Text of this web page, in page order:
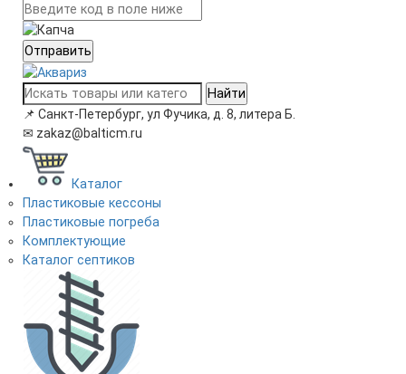
Отправить
Найти
📌 Санкт-Петербург, ул Фучика, д. 8, литера Б.
✉ zakaz@balticm.ru
Каталог
Пластиковые кессоны
Пластиковые погреба
Комплектующие
Каталог септиков